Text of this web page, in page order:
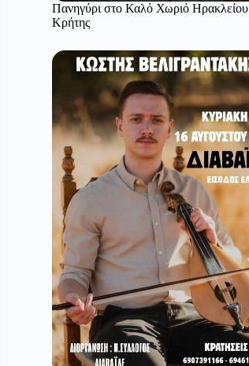
Πανηγύρι στο Καλό Χωριό Ηρακλείου
Κρήτης